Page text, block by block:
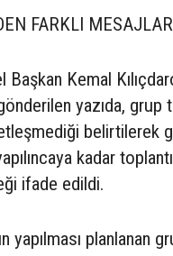
FARKLI MESAJLAR
Başkan Kemal
yazıda, grup
belirtilerek
kadar toplantı
ifade edildi.
yapılması planlanan